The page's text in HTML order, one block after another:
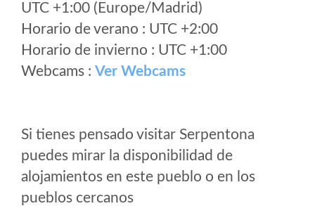
UTC +1:00 (Europe/Madrid)
Horario de verano : UTC +2:00
Horario de invierno : UTC +1:00
Webcams : Ver Webcams
Si tienes pensado visitar Serpentona
puedes mirar la disponibilidad de
alojamientos en este pueblo o en los
pueblos cercanos